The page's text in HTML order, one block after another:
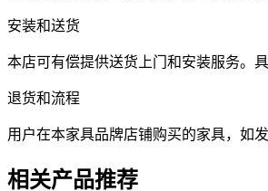
安装和送货
本店可有偿提供送货上门和安装服务。
退货和流程
用户在本家具品牌店铺购买的家具，如
相关产品推荐